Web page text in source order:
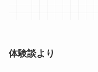
体験談より